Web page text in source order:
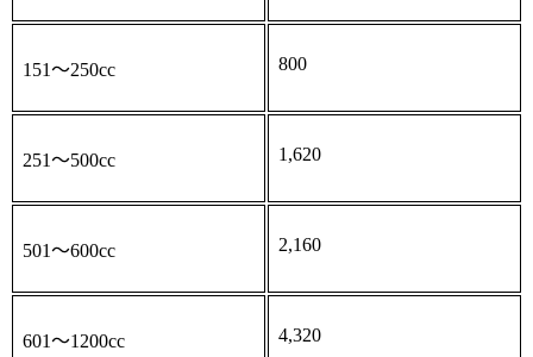
151～250cc 800
251～500cc 1,620
501～600cc 2,160
601～1200cc 4,320